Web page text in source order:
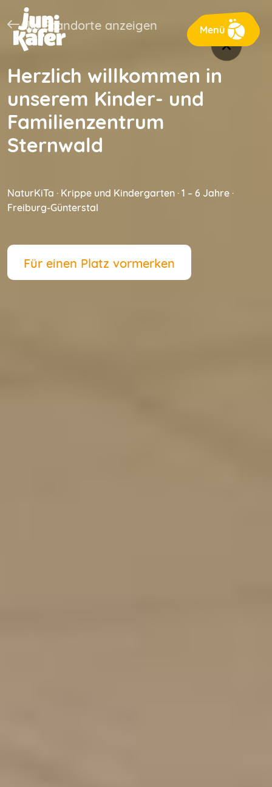
Junikäfer
Menü
Alle Standorte anzeigen
Herzlich willkommen in
unserem Kinder- und
Familienzentrum
Sternwald
NaturKiTa · Krippe und Kindergarten · 1 – 6 Jahre ·
Freiburg-Günterstal
Für einen Platz vormerken